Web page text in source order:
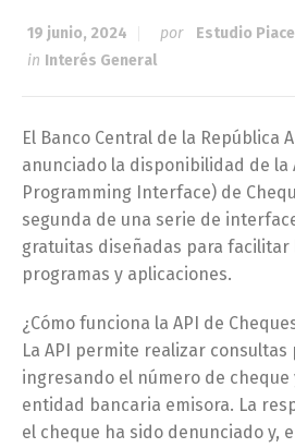
19 junio, 2024 por
Estudio
in Interés General
El Banco Central de la República
anunciado la disponibilidad de la
Programming Interface) de
segunda de una serie de
gratuitas diseñadas para
programas y aplicaciones.
¿Cómo funciona la API de
La API permite realizar consultas
ingresando el número de cheque
entidad bancaria emisora. La
el cheque ha sido denunciado y,